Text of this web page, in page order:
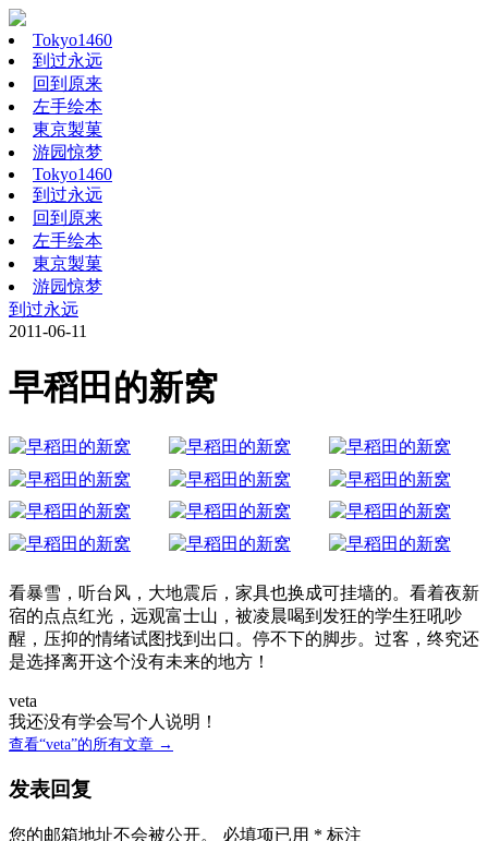
Tokyo1460
到过永远
回到原来
左手绘本
東京製菓
游园惊梦
Tokyo1460
到过永远
回到原来
左手绘本
東京製菓
游园惊梦
到过永远
2011-06-11
早稻田的新窝
看暴雪，听台风，大地震后，家具也换成可挂墙的。看着夜新
宿的点点红光，远观富士山，被凌晨喝到发狂的学生狂吼吵
醒，压抑的情绪试图找到出口。停不下的脚步。过客，终究还
是选择离开这个没有未来的地方！
veta
我还没有学会写个人说明！
查看“veta”的所有文章 →
发表回复
您的邮箱地址不会被公开。 必填项已用 * 标注